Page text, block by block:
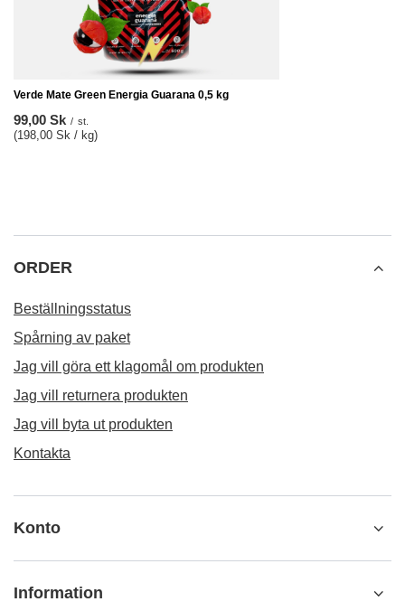
Verde Mate Green Energia Guarana 0,5 kg
99,00 Sk / st.
(198,00 Sk / kg)
ORDER
Beställningsstatus
Spårning av paket
Jag vill göra ett klagomål om produkten
Jag vill returnera produkten
Jag vill byta ut produkten
Kontakta
Konto
Information